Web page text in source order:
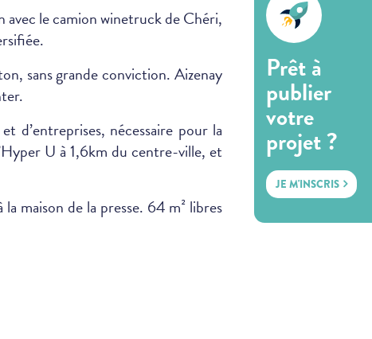
avec le camion winetruck de Chéri,
sans grande conviction. Aizenay
d’entreprises, nécessaire pour la
U à 1,6km du centre-ville, et
la maison de la presse. 64 m² libres
Prêt à
publier
votre
projet ?
JE M'INSCRIS